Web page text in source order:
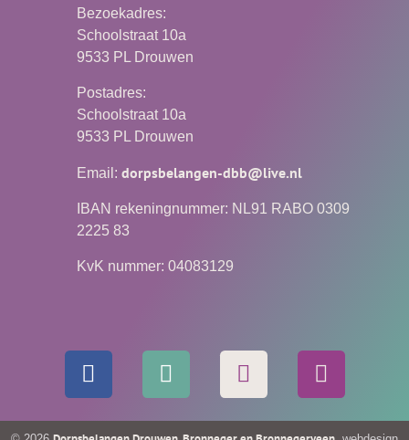
Bezoekadres:
Schoolstraat 10a
9533 PL Drouwen
Postadres:
Schoolstraat 10a
9533 PL Drouwen
Email: dorpsbelangen-dbb@live.nl
IBAN rekeningnummer: NL91 RABO 0309
2225 83
KvK nummer: 04083129